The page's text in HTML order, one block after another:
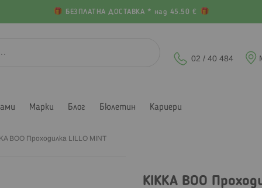
БЕЗПЛАТНА ДОСТАВКА * над 45.50 €
02 / 40 484
Марки Блог Бюлетин Кариери
BOO Проходилка LILLO MINT
KIKKA BOO